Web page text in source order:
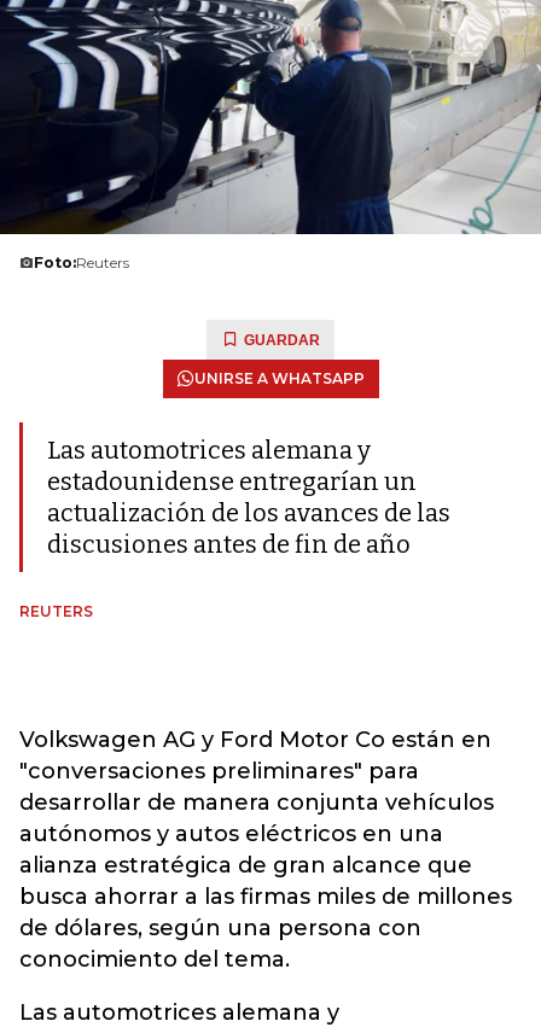
Foto:Reuters
GUARDAR
UNIRSE A WHATSAPP
Las automotrices alemana y
estadounidense entregarían un
actualización de los avances de las
discusiones antes de fin de año
REUTERS
Volkswagen AG y Ford Motor Co están en
"conversaciones preliminares" para
desarrollar de manera conjunta vehículos
autónomos y autos eléctricos en una
alianza estratégica de gran alcance que
busca ahorrar a las firmas miles de millones
de dólares, según una persona con
conocimiento del tema.
Las automotrices alemana y